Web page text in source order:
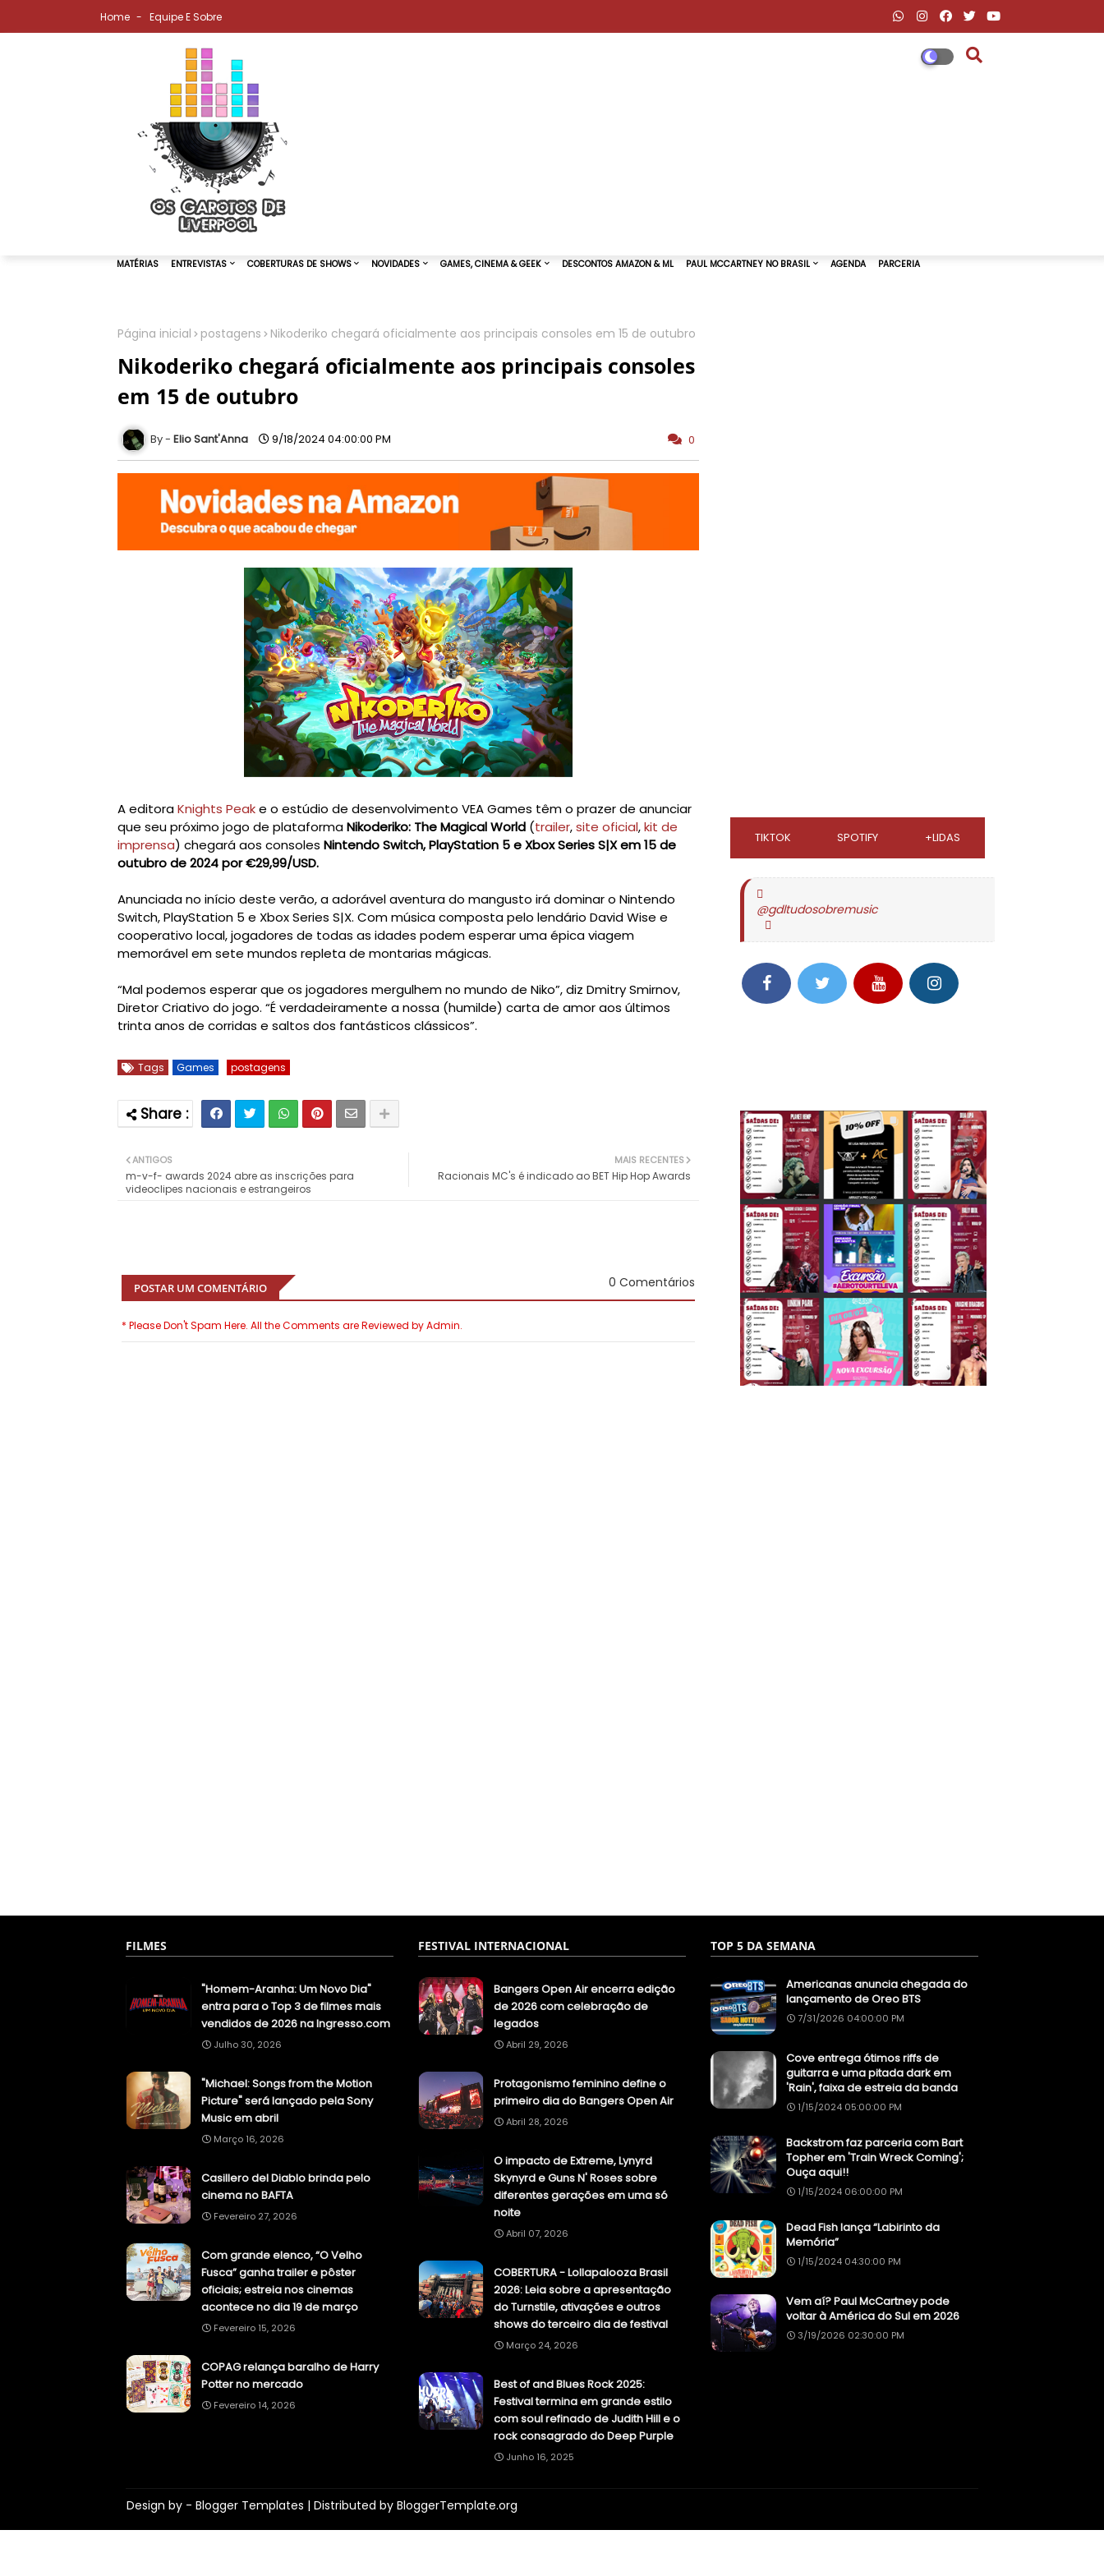
Home Equipe E Sobre
Página inicial postagens Nikoderiko chegará oficialmente aos principais consoles em 15 de outubro
Nikoderiko chegará oficialmente aos principais consoles
em 15 de outubro
Elio Sant'Anna 9/18/2024 04:00:00 PM 0
A editoraKnights Peake o estúdio de desenvolvimento VEA Games têm o prazer de anunciar
que seu próximo jogo de plataformaNikoderiko: The Magical World (trailer,site oficial,kit de
imprensa) chegará aos consoles Nintendo Switch, PlayStation 5 e Xbox Series S|X em 15 de
outubro de 2024 por €29,99/USD.
Anunciada no início deste verão, a adorável aventura do mangusto irá dominar o Nintendo
Switch, PlayStation 5 e Xbox Series S|X. Com música composta pelo lendário David Wise e
cooperativo local, jogadores de todas as idades podem esperar uma épica viagem
memorável em sete mundos repleta de montarias mágicas.
“Mal podemos esperar que os jogadores mergulhem no mundo de Niko”, diz Dmitry Smirnov,
Diretor Criativo do jogo. “É verdadeiramente a nossa (humilde) carta de amor aos últimos
trinta anos de corridas e saltos dos fantásticos clássicos”.
Tags Games postagens
MAIS RECENTES
Racionais MC's é indicado ao BET Hip Hop Awards
ANTIGOS
m-v-f- awards 2024 abre as inscrições para
videoclipes nacionais e estrangeiros
POSTAR UM COMENTÁRIO 0 Comentários
* Please Don't Spam Here. All the Comments are Reviewed by Admin.
TIKTOK SPOTIFY +LIDAS
@gdltudosobremusic
FILMES
"Homem-Aranha: Um Novo Dia"
entra para o Top 3 de filmes mais
vendidos de 2026 na Ingresso.com
Julho 30, 2026
"Michael: Songs from the Motion
Picture" será lançado pela Sony
Music em abril
Março 16, 2026
Casillero del Diablo brinda pelo
cinema no BAFTA
Fevereiro 27, 2026
Com grande elenco, “O Velho
Fusca” ganha trailer e pôster
oficiais; estreia nos cinemas
acontece no dia 19 de março
Fevereiro 15, 2026
COPAG relança baralho de Harry
Potter no mercado
Fevereiro 14, 2026
FESTIVAL INTERNACIONAL
Bangers Open Air encerra edição
de 2026 com celebração de
legados
Abril 29, 2026
Protagonismo feminino define o
primeiro dia do Bangers Open Air
Abril 28, 2026
O impacto de Extreme, Lynyrd
Skynyrd e Guns N' Roses sobre
diferentes gerações em uma só
noite
Abril 07, 2026
COBERTURA - Lollapalooza Brasil
2026: Leia sobre a apresentação
do Turnstile, ativações e outros
shows do terceiro dia de festival
Março 24, 2026
Best of and Blues Rock 2025:
Festival termina em grande estilo
com soul refinado de Judith Hill e o
rock consagrado do Deep Purple
Junho 16, 2025
TOP 5 DA SEMANA
Americanas anuncia chegada do
lançamento de Oreo BTS
7/31/2026 04:00:00 PM
Cove entrega ótimos riffs de
guitarra e uma pitada dark em
'Rain', faixa de estreia da banda
1/15/2024 05:00:00 PM
Backstrom faz parceria com Bart
Topher em 'Train Wreck Coming';
Ouça aqui!!
1/15/2024 06:00:00 PM
Dead Fish lança “Labirinto da
Memória”
1/15/2024 04:30:00 PM
Vem aí? Paul McCartney pode
voltar à América do Sul em 2026
3/19/2026 02:30:00 PM
Design by - Blogger Templates | Distributed by BloggerTemplate.org